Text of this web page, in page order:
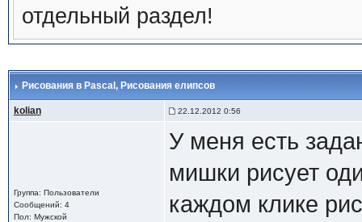
отдельный раздел!
Рисования в Pascal , Рисования елипсов
kolian 22.12.2012 0:56
Группа: Пользователи
Сообщений: 4
Пол: Мужской
У меня есть
мишки рисует
каждом клике